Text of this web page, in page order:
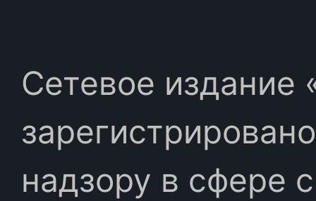
Сетевое издание
надзору в сфере